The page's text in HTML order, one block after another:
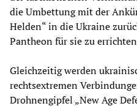
die Umbettung mit der
Helden“ in die Ukraine
Pantheon für sie zu
Gleichzeitig werden
rechtsextremen
Drohnengipfel „New Age